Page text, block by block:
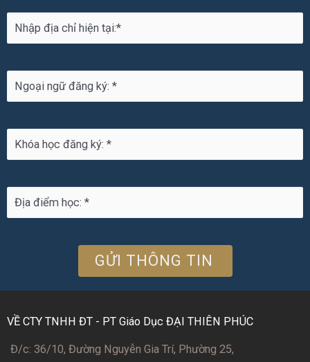
VỀ CTY TNHH ĐT - PT Giáo Dục ĐẠI THIÊN PHÚC
Đ/c: 36/10, Đường Nguyễn Gia Trí, Phường 25,